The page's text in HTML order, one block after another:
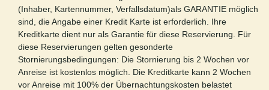
(Inhaber, Kartennummer, Verfallsdatum)als GARANTIE möglich
sind, die Angabe einer Kredit Karte ist erforderlich. Ihre
Kreditkarte dient nur als Garantie für diese Reservierung. Für
diese Reservierungen gelten gesonderte
Stornierungsbedingungen: Die Stornierung bis 2 Wochen vor
Anreise ist kostenlos möglich. Die Kreditkarte kann 2 Wochen
vor Anreise mit 100% der Übernachtungskosten belastet